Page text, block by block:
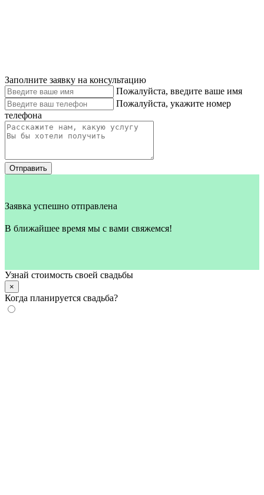
Заполните заявку на консультацию
Пожалуйста, введите ваше имя
Пожалуйста, укажите номер
телефона
Отправить
Заявка успешно отправлена
В ближайшее время мы с вами свяжемся!
Узнай стоимость своей свадьбы
×
Когда планируется свадьба?